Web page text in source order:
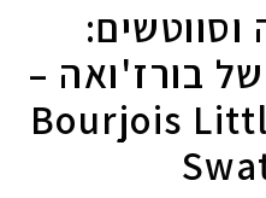
בורז'ואה –
Bourjois